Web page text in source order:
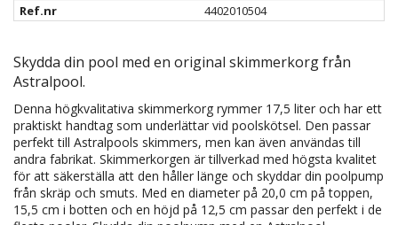
Ref.nr
4402010504
Skydda din pool med en original skimmerkorg från
Astralpool.
Denna högkvalitativa skimmerkorg rymmer 17,5 liter och har ett
praktiskt handtag som underlättar vid poolskötsel. Den passar
perfekt till Astralpools skimmers, men kan även användas till
andra fabrikat. Skimmerkorgen är tillverkad med högsta kvalitet
för att säkerställa att den håller länge och skyddar din poolpump
från skräp och smuts. Med en diameter på 20,0 cm på toppen,
15,5 cm i botten och en höjd på 12,5 cm passar den perfekt i de